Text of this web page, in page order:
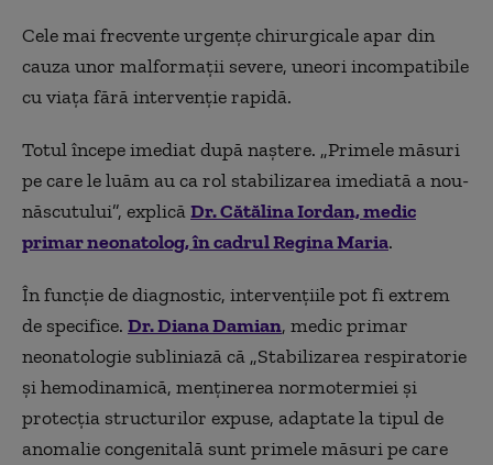
Cele mai frecvente urgențe chirurgicale apar din
cauza unor malformații severe, uneori incompatibile
cu viața fără intervenție rapidă.
Totul începe imediat după naștere. „Primele măsuri
pe care le luăm au ca rol stabilizarea imediată a nou-
născutului”, explicăDr. Cătălina Iordan, medic
primar neonatolog, în cadrul Regina Maria.
În funcție de diagnostic, intervențiile pot fi extrem
de specifice. Dr. Diana Damian, medic primar
neonatologie subliniază că „Stabilizarea respiratorie
și hemodinamică, menținerea normotermiei și
protecția structurilor expuse, adaptate la tipul de
anomalie congenitală sunt primele măsuri pe care